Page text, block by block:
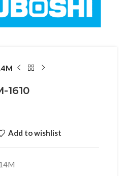
1610
Add to wishlist